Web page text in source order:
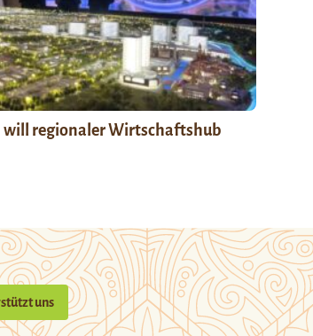
will regionaler Wirtschaftshub
uns